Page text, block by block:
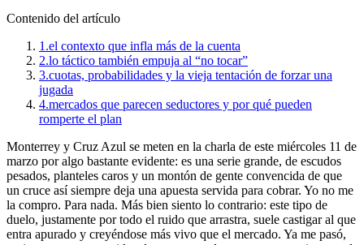
Contenido del artículo
1.el contexto que infla más de la cuenta
2.lo táctico también empuja al “no tocar”
3.cuotas, probabilidades y la vieja tentación de forzar una
jugada
4.mercados que parecen seductores y por qué pueden
romperte el plan
Monterrey y Cruz Azul se meten en la charla de este miércoles 11 de
marzo por algo bastante evidente: es una serie grande, de escudos
pesados, planteles caros y un montón de gente convencida de que
un cruce así siempre deja una apuesta servida para cobrar. Yo no me
la compro. Para nada. Más bien siento lo contrario: este tipo de
duelo, justamente por todo el ruido que arrastra, suele castigar al que
entra apurado y creyéndose más vivo que el mercado. Ya me pasó,